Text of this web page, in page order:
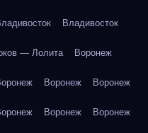
Владивосток
— Лолита Воронеж
Воронеж Воронеж
Воронеж Воронеж